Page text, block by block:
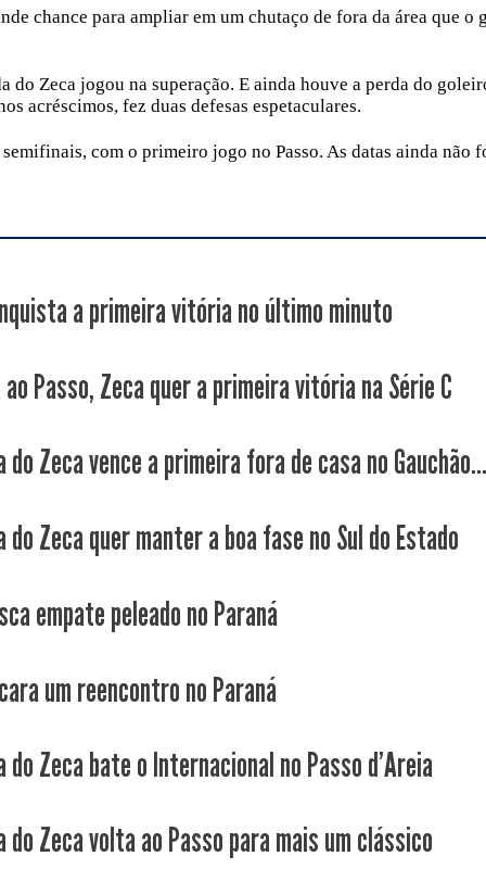
chance para ampliar em um chutaço de fora da área que o
do Zeca jogou na superação. E ainda houve a perda do
acréscimos, fez duas defesas espetaculares.
com o primeiro jogo no Passo. As datas ainda não
a primeira vitória no último minuto
Passo, Zeca quer a primeira vitória na Série C
do Zeca vence a primeira fora de casa no
do Zeca quer manter a boa fase no Sul do Estado
empate peleado no Paraná
um reencontro no Paraná
do Zeca bate o Internacional no Passo d'Areia
do Zeca volta ao Passo para mais um clássico